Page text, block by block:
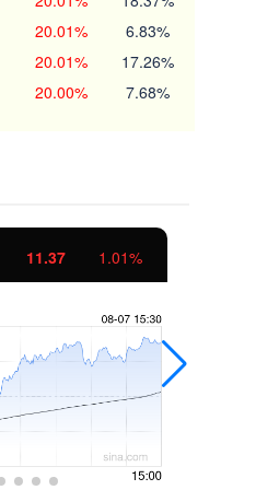
20.01% 6.83%
20.01% 17.26%
20.00% 7.68%
11.37 1.01%